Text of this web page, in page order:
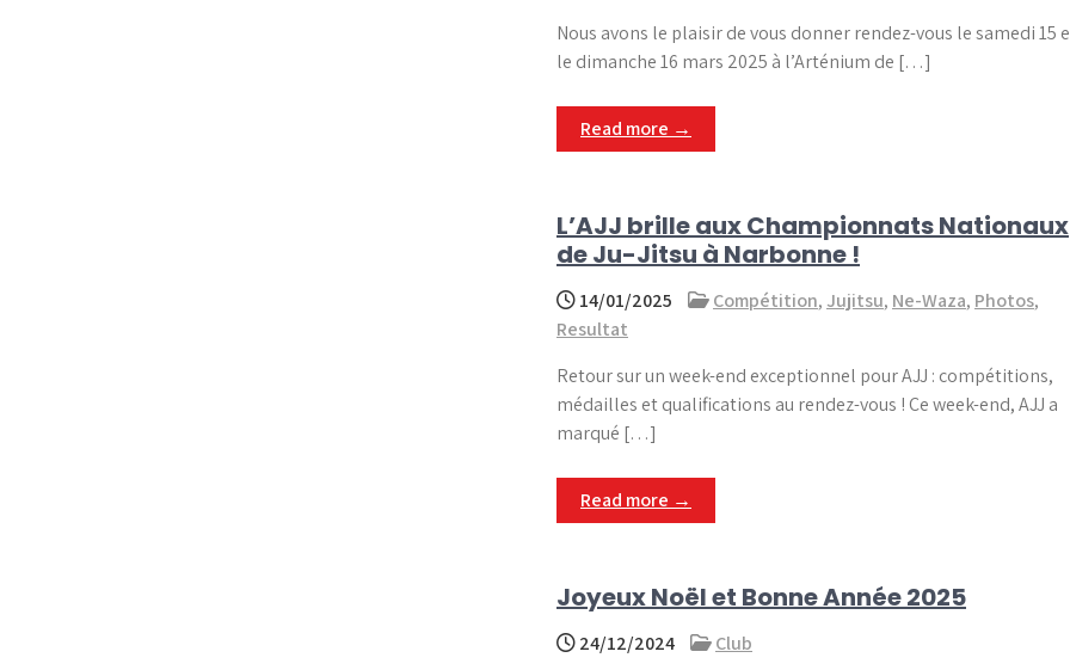
Nous avons le plaisir de vous donner rendez-vous le samedi 15
le dimanche 16 mars 2025 à l’Arténium de […]
Read more →
L’AJJ brille aux Championnats Nationaux
de Ju-Jitsu à Narbonne !
14/01/2025 Compétition, Jujitsu, Ne-Waza, Photos,
Resultat
Retour sur un week-end exceptionnel pour AJJ : compétitions,
médailles et qualifications au rendez-vous ! Ce week-end, AJJ a
marqué […]
Read more →
Joyeux Noël et Bonne Année 2025
24/12/2024
Club